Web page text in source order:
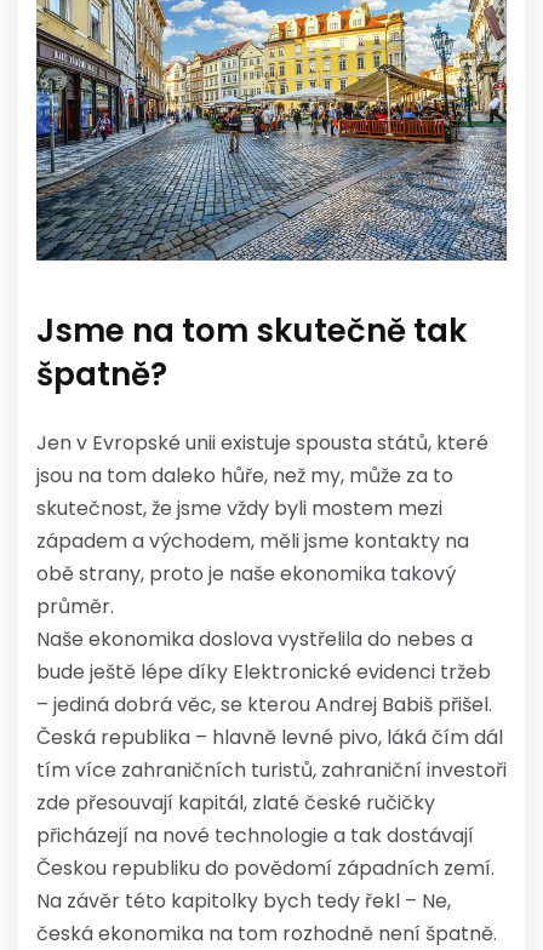
Jsme na tom skutečně tak
špatně?
Jen v Evropské unii existuje spousta států, které
jsou na tom daleko hůře, než my, může za to
skutečnost, že jsme vždy byli mostem mezi
západem a východem, měli jsme kontakty na
obě strany, proto je naše ekonomika takový
průměr.
Naše ekonomika doslova vystřelila do nebes a
bude ještě lépe díky Elektronické evidenci tržeb
– jediná dobrá věc, se kterou Andrej Babiš přišel.
Česká republika – hlavně levné pivo, láká čím dál
tím více zahraničních turistů, zahraniční investoři
zde přesouvají kapitál, zlaté české ručičky
přicházejí na nové technologie a tak dostávají
Českou republiku do povědomí západních zemí.
Na závěr této kapitolky bych tedy řekl – Ne,
česká ekonomika na tom rozhodně není špatně.